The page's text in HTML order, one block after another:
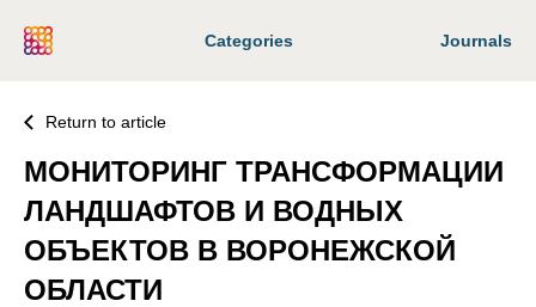
Categories Journals
Return to article
МОНИТОРИНГ ТРАНСФОРМАЦИИ
ЛАНДШАФТОВ И ВОДНЫХ
ОБЪЕКТОВ В ВОРОНЕЖСКОЙ
ОБЛАСТИ